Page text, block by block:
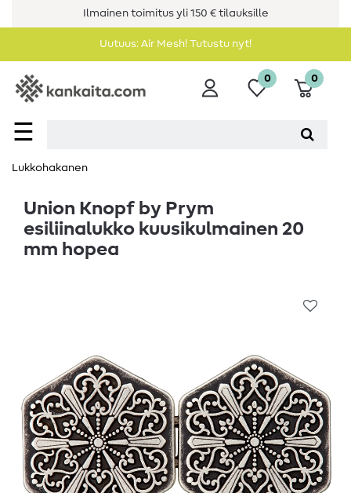
Ilmainen toimitus yli 150 € tilauksille
Uutuus: Air Mesh! Tutustu nyt!
☰
0 0
Lukkohakanen
Union Knopf by Prym
esiliinalukko kuusikulmainen 20
mm hopea